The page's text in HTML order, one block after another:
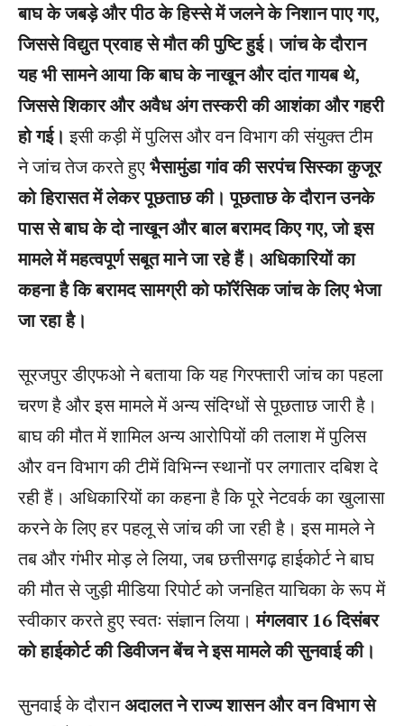
बाघ के जबड़े और पीठ के हिस्से में जलने के निशान पाए गए,
जिससे विद्युत प्रवाह से मौत की पुष्टि हुई। जांच के दौरान
यह भी सामने आया कि बाघ के नाखून और दांत गायब थे,
जिससे शिकार और अवैध अंग तस्करी की आशंका और गहरी
हो गई। इसी कड़ी में पुलिस और वन विभाग की संयुक्त टीम
ने जांच तेज करते हुएभैसामुंडा गांव की सरपंच सिस्का कुजूर
को हिरासत में लेकर पूछताछ की। पूछताछ के दौरान उनके
पास से बाघ के दो नाखून और बाल बरामद किए गए, जो इस
मामले में महत्वपूर्ण सबूत माने जा रहे हैं। अधिकारियों का
कहना है कि बरामद सामग्री को फॉरेंसिक जांच के लिए भेजा
जा रहा है।
सूरजपुर डीएफओ ने बताया कि यह गिरफ्तारी जांच का पहला
चरण है और इस मामले में अन्य संदिग्धों से पूछताछ जारी है।
बाघ की मौत में शामिल अन्य आरोपियों की तलाश में पुलिस
और वन विभाग की टीमें विभिन्न स्थानों पर लगातार दबिश दे
रही हैं। अधिकारियों का कहना है कि पूरे नेटवर्क का खुलासा
करने के लिए हर पहलू से जांच की जा रही है। इस मामले ने
तब और गंभीर मोड़ ले लिया, जब छत्तीसगढ़ हाईकोर्ट ने बाघ
की मौत से जुड़ी मीडिया रिपोर्ट को जनहित याचिका के रूप में
स्वीकार करते हुए स्वतः संज्ञान लिया। मंगलवार 16 दिसंबर
को हाईकोर्ट की डिवीजन बेंच ने इस मामले की सुनवाई की।
सुनवाई के दौरानअदालत ने राज्य शासन और वन विभाग से